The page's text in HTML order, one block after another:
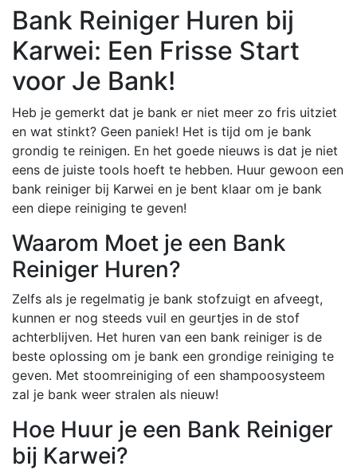
Bank Reiniger Huren bij
Karwei: Een Frisse Start
voor Je Bank!
Heb je gemerkt dat je bank er niet meer zo fris uitziet
en wat stinkt? Geen paniek! Het is tijd om je bank
grondig te reinigen. En het goede nieuws is dat je niet
eens de juiste tools hoeft te hebben. Huur gewoon een
bank reiniger bij Karwei en je bent klaar om je bank
een diepe reiniging te geven!
Waarom Moet je een Bank
Reiniger Huren?
Zelfs als je regelmatig je bank stofzuigt en afveegt,
kunnen er nog steeds vuil en geurtjes in de stof
achterblijven. Het huren van een bank reiniger is de
beste oplossing om je bank een grondige reiniging te
geven. Met stoomreiniging of een shampoosysteem
zal je bank weer stralen als nieuw!
Hoe Huur je een Bank Reiniger
bij Karwei?